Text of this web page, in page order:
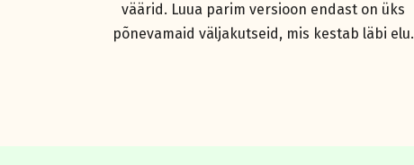
väärid. Luua parim versioon endast on üks
põnevamaid väljakutseid, mis kestab läbi elu.